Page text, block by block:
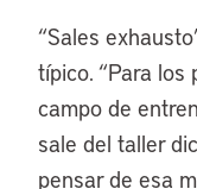
“Sales
típico. “Para
campo de
sale del taller
pensar de esa